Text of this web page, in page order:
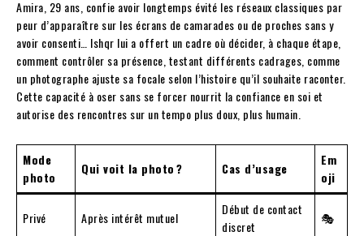
Amira, 29 ans, confie avoir longtemps évité les réseaux classiques par
peur d’apparaître sur les écrans de camarades ou de proches sans y
avoir consenti… Ishqr lui a offert un cadre où décider, à chaque étape,
comment contrôler sa présence, testant différents cadrages, comme
un photographe ajuste sa focale selon l’histoire qu’il souhaite raconter.
Cette capacité à oser sans se forcer nourrit la confiance en soi et
autorise des rencontres sur un tempo plus doux, plus humain.
Mode
photo
Qui voit la photo ? Cas d’usage
Em
oji
Privé Après intérêt mutuel
Début de contact
discret
🎭